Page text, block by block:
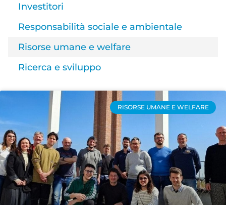
Investitori
Responsabilità sociale e ambientale
Risorse umane e welfare
Ricerca e sviluppo
RISORSE UMANE E WELFARE